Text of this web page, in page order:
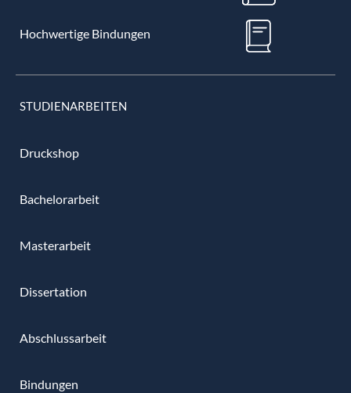
Hochwertige Bindungen
STUDIENARBEITEN
Druckshop
Bachelorarbeit
Masterarbeit
Dissertation
Abschlussarbeit
Bindungen